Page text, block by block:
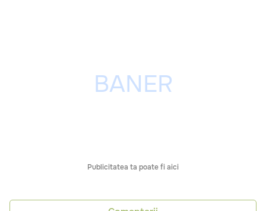
Publicitatea ta poate fi aici